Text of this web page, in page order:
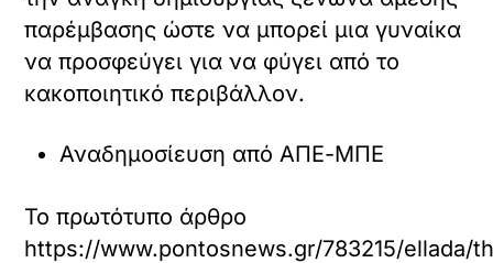
παρέμβασης ώστε να μπορεί μια γυναίκα
να προσφεύγει για να φύγει από το
κακοποιητικό περιβάλλον.
Αναδημοσίευση από ΑΠΕ-ΜΠΕ
Το πρωτότυπο άρθρο
https://www.pontosnews.gr/783215/